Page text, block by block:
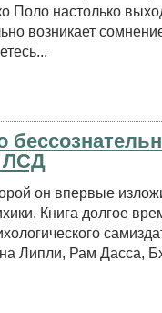
Поло настолько
возникает
ЛСД
он впервые
Книга долгое
Липли, Рам Дасса,